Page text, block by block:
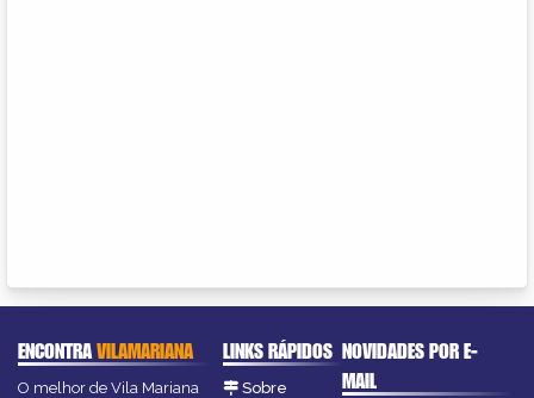
ENCONTRAVILAMARIANA
O melhor de Vila Mariana
LINKS RÁPIDOS
Sobre
NOVIDADES POR E-
MAIL